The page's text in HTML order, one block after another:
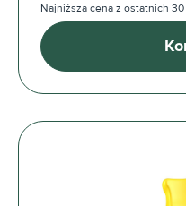
Najniższa cena z ostatnich 30